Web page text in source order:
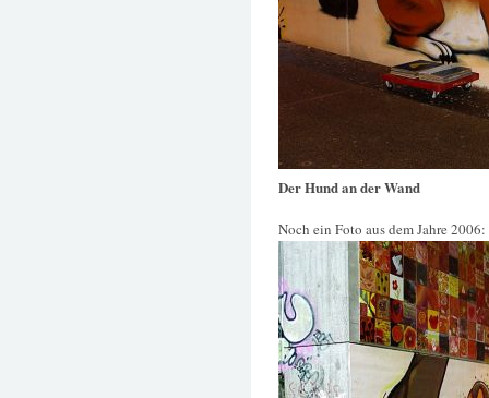
Der Hund an der Wand
Noch ein Foto aus dem Jahre